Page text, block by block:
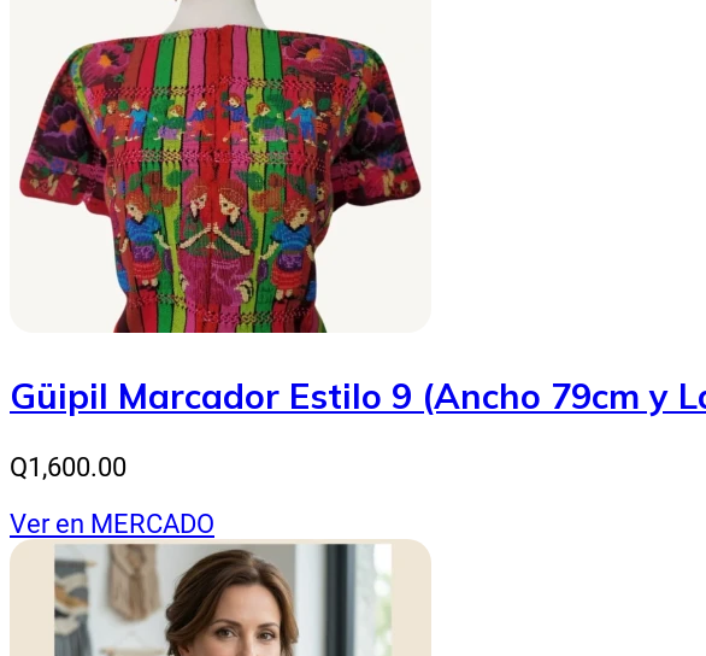
Güipil Marcador Estilo 9 (Ancho 79cm y
Q1,600.00
Ver en MERCADO